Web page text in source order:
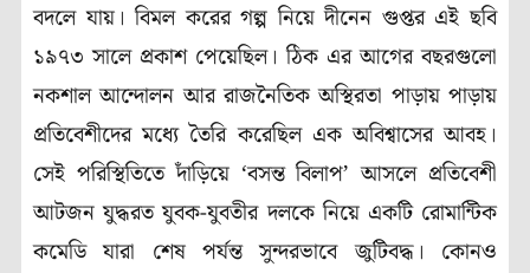
বদলে যায়। বিমল করের গল্প নিয়ে দীনেন গুপ্তর এই ছবি
১৯৭৩ সালে প্রকাশ পেয়েছিল। ঠিক এর আগের বছরগুলো
নকশাল আন্দোলন আর রাজনৈতিক অস্থিরতা পাড়ায় পাড়ায়
প্রতিবেশীদের মধ্যে তৈরি করেছিল এক অবিশ্বাসের আবহ।
সেই পরিস্থিতিতে দাঁড়িয়ে ‘বসন্ত বিলাপ’ আসলে প্রতিবেশী
আটজন যুদ্ধরত যুবক-যুবতীর দলকে নিয়ে একটি রোমান্টিক
কমেডি যারা শেষ পর্যন্ত সুন্দরভাবে জুটিবদ্ধ। কোনও